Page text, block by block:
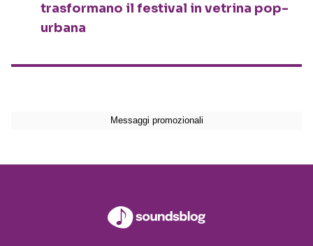
trasformano il festival in vetrina pop-
urbana